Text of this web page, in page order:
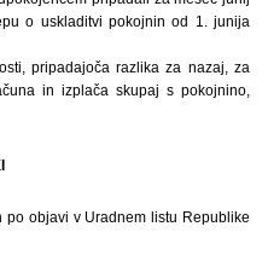
o uskladitvi pokojnin od 1. junija
pripadajoča razlika za nazaj, za
in izplača skupaj s pokojnino,
objavi v Uradnem listu Republike